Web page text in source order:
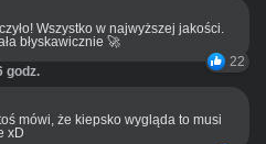
Wszystko w najwyższej jakości.
błyskawicznie 🚀
22
godz.
mówi, że kiepsko wygląda to musi
xD